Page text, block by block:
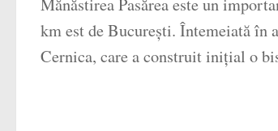
km est de București. Întemeiată în
Cernica, care a construit inițial o